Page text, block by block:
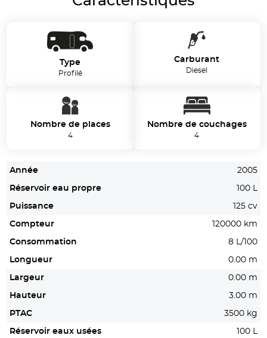
Type
Profilé
Carburant
Diesel
Nombre de places
4
Nombre de couchages
4
Année 2005
Réservoir eau propre 100 L
Puissance 125 cv
Compteur 120000 km
Consommation 8 L/100
Longueur 0.00 m
Largeur 0.00 m
Hauteur 3.00 m
PTAC 3500 kg
Réservoir eaux usées 100 L